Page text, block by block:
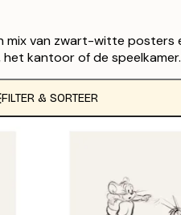
mix van zwart-witte posters
kantoor of de speelkamer.
FILTER & SORTEER